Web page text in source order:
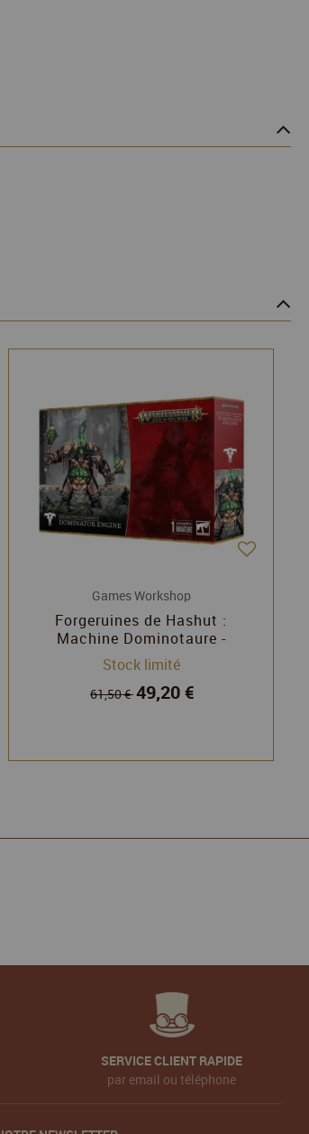
Games Workshop
Forgeruines de Hashut :
Machine Dominotaure -
Warhammer Age of Sigmar
Stock limité
61,50 €49,20 €
SERVICE CLIENT RAPIDE
par email ou téléphone